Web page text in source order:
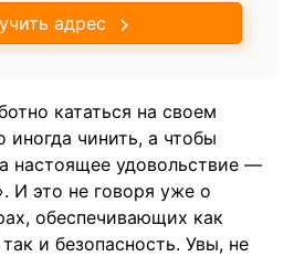
адрес
кататься на своем
иногда чинить, а чтобы
настоящее удовольствие —
И это не говоря уже о
обеспечивающих как
и безопасность. Увы, не